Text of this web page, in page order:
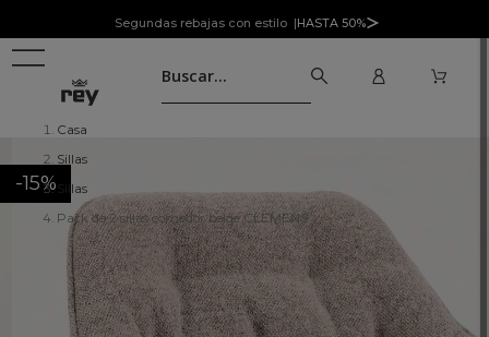
Segundas rebajas con estilo |HASTA 50%
Casa
Sillas
Sillas
Pack de 2 sillas comedor beige CLEMENS
-15%